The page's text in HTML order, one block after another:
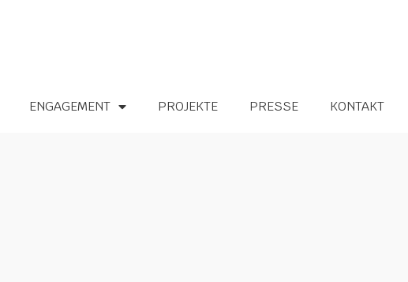
ENGAGEMENT PROJEKTE PRESSE KONTAKT